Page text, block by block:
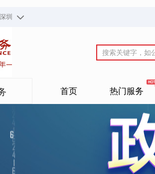
深圳
首页 热门服务